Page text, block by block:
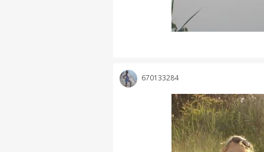
670133284